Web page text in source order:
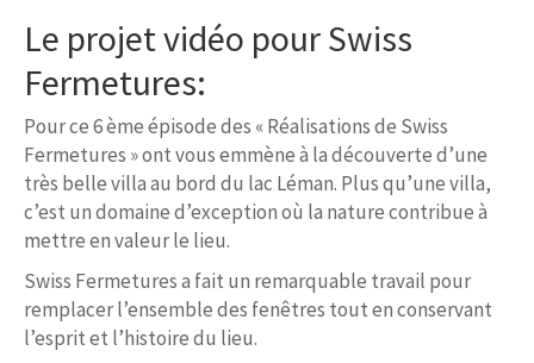
Le projet vidéo pour Swiss
Fermetures:
Pour ce 6 ème épisode des « Réalisations de Swiss
Fermetures » ont vous emmène à la découverte d’une
très belle villa au bord du lac Léman. Plus qu’une villa,
c’est un domaine d’exception où la nature contribue à
mettre en valeur le lieu.
Swiss Fermetures a fait un remarquable travail pour
remplacer l’ensemble des fenêtres tout en conservant
l’esprit et l’histoire du lieu.